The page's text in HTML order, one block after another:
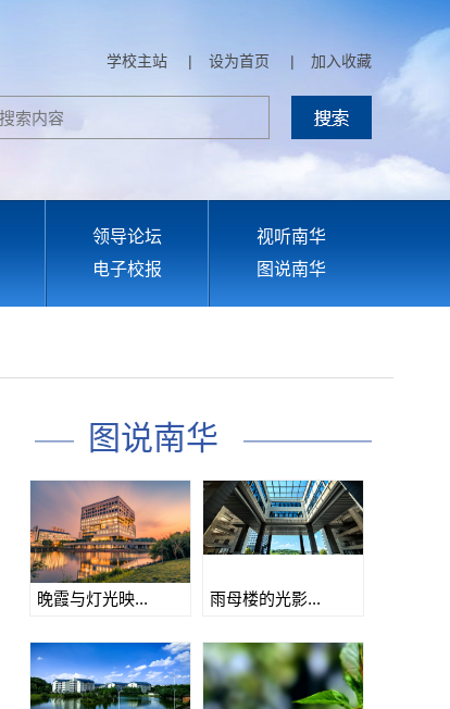
学校主站 | 设为首页 | 加入收藏
领导论坛
视听南华
电子校报 图说南华
图说南华
晚霞与灯光映... 雨母楼的光影...